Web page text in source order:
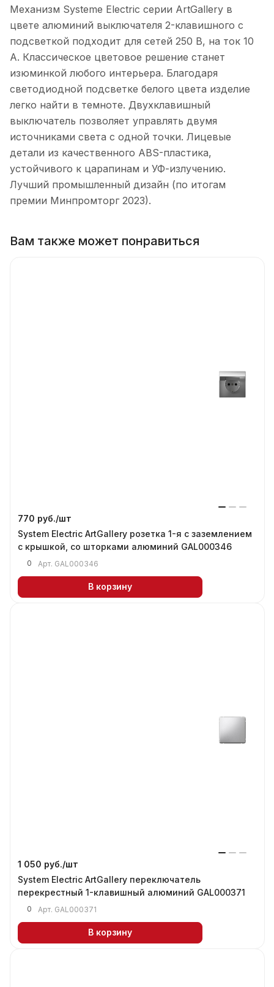
Механизм Systeme Electric серии ArtGallery в
цвете алюминий выключателя 2-клавишного c
подсветкой подходит для сетей 250 В, на ток 10
А. Классическое цветовое решение станет
изюминкой любого интерьера. Благодаря
светодиодной подсветке белого цвета изделие
легко найти в темноте. Двухклавишный
выключатель позволяет управлять двумя
источниками света с одной точки. Лицевые
детали из качественного ABS-пластика,
устойчивого к царапинам и УФ-излучению.
Лучший промышленный дизайн (по итогам
премии Минпромторг 2023).
Вам также может понравиться
770 руб./шт
System Electric ArtGallery розетка 1-я с заземлением
с крышкой, со шторками алюминий GAL000346
0 Арт. GAL000346
В корзину
1 050 руб./шт
System Electric ArtGallery переключатель
перекрестный 1-клавишный алюминий GAL000371
0 Арт. GAL000371
В корзину